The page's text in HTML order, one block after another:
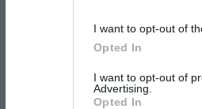
I want to opt-out of
Opted In
I want to opt-out of
Advertising.
Opted In